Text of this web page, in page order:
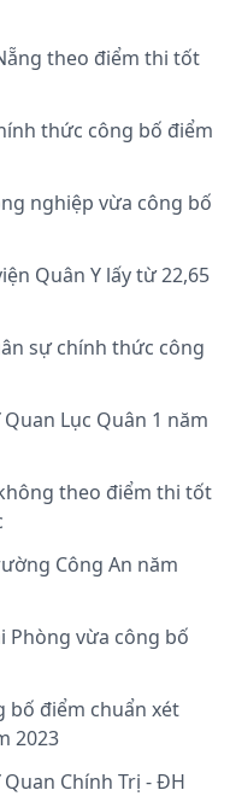
theo điểm thi tốt
thức công bố điểm
nghiệp vừa công bố
Quân Y lấy từ 22,65
sự chính thức công
Lục Quân 1 năm
theo điểm thi tốt
Công An năm
Phòng vừa công bố
bố điểm chuẩn xét
2023
Chính Trị - ĐH